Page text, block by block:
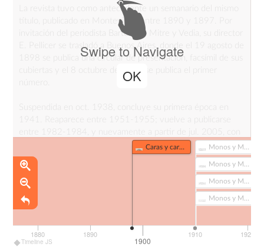
La revista tuvo como antecedente un semanario del mismo
título, publicado en Montevideo entre 1890 y 1897. Por
invitación del periodista Bartolomé Mitre y Vedia, su director
E. Pellicer se trasladó a Buenos Aires, donde el 19 agosto de
1898 se publica una circular de presentación, facsímil de sus
cubiertas y el 8 octubre de 1898 se publica el primer
_
Fuente
Hemeroteca Digital Biblioteca Nacional de España
Biblioteca Nacional Mariano Moreno
Swipe to Navigate
OK
Timeline JS
Caras y caretas Nº1 (218)
1900
1880 1890 1910 1920